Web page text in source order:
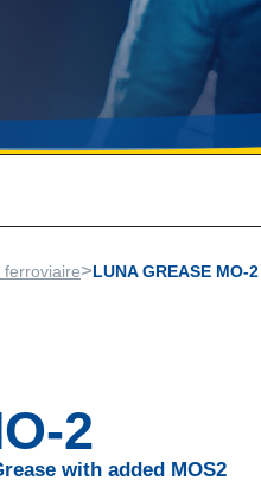
ferroviaire>LUNA GREASE MO-2
2
with added MOS2